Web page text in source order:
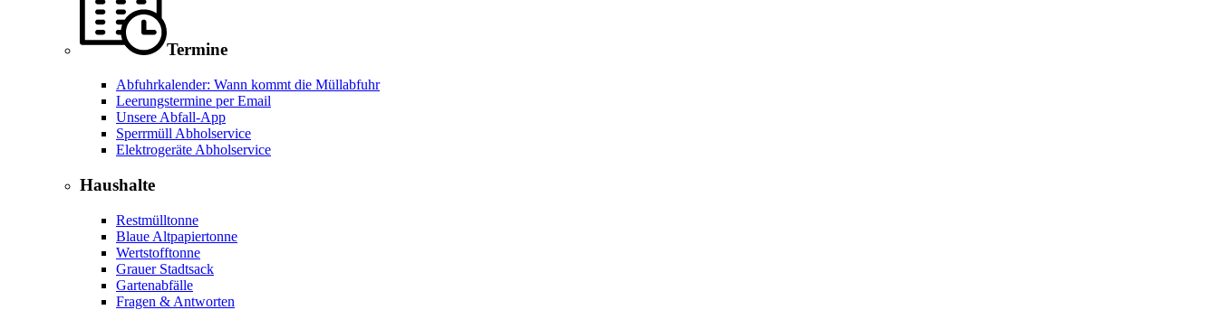
Termine
Abfuhrkalender: Wann kommt die Müllabfuhr
Leerungstermine per Email
Unsere Abfall-App
Sperrmüll Abholservice
Elektrogeräte Abholservice
Haushalte
Restmülltonne
Blaue Altpapiertonne
Wertstofftonne
Grauer Stadtsack
Gartenabfälle
Fragen & Antworten